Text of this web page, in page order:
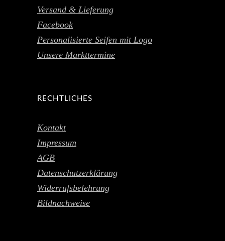
Versand & Lieferung
Facebook
Personalisierte Seifen mit Logo
Unsere Markttermine
RECHTLICHES
Kontakt
Impressum
AGB
Datenschutzerklärung
Widerrufsbelehrung
Bildnachweise